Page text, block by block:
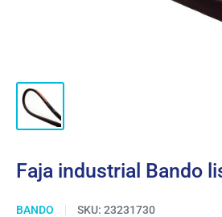
Faja industrial Bando
BANDO SKU: 23231730